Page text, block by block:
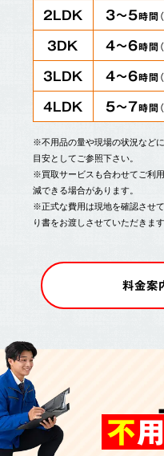
2LDK 3～5時間（
3DK 4～6時間（
3LDK 4～6時間（
4LDK 5～7時間（
※不用品の量や現場の状況など
目安としてご参照下さい。
※買取サービスも合わせてご利
減できる場合があります。
※正式な費用は現地を確認させ
り書をお渡しさせていただきます
料金案
不